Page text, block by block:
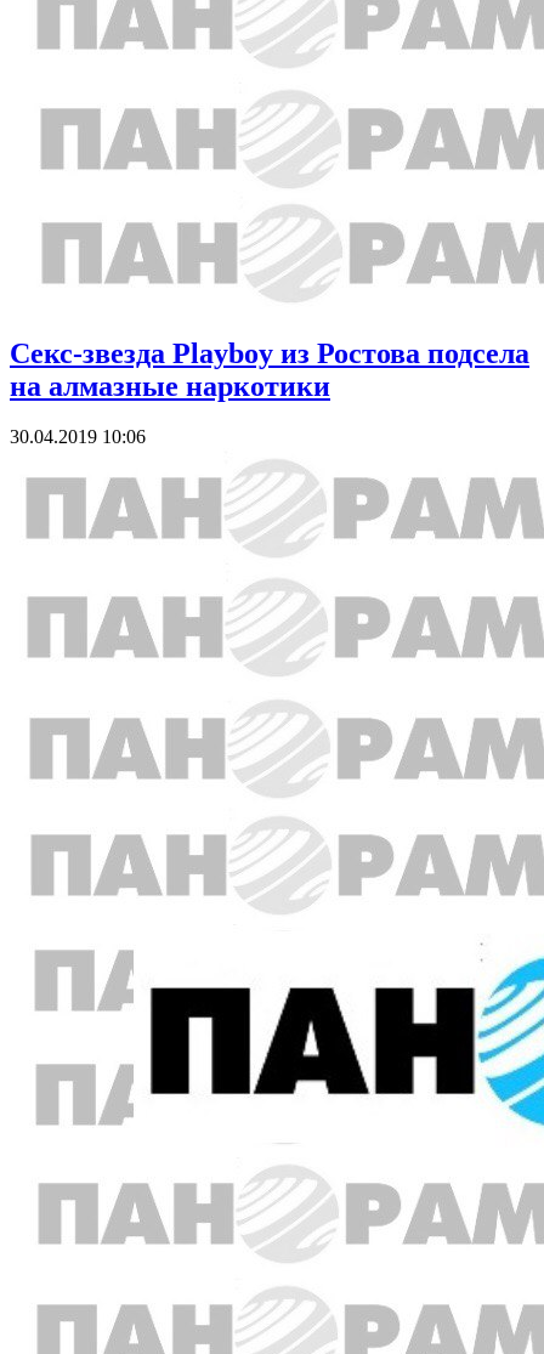
Секс-звезда Playboy из Ростова подсела
на алмазные наркотики
30.04.2019 10:06